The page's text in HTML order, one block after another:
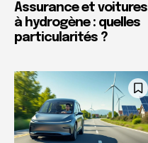
Assurance et voitures
à hydrogène : quelles
particularités ?